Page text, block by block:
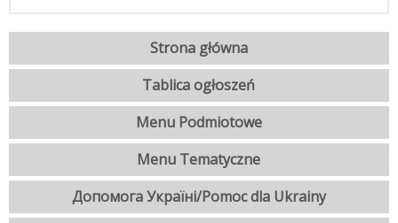
Strona główna
Tablica ogłoszeń
Menu Podmiotowe
Menu Tematyczne
Допомога Україні/Pomoc dla Ukrainy